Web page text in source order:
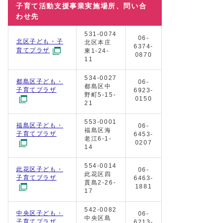
子育て活動支援事業実施場所、問い合
わせ先
北区子ども・子
育てプラザ
531-0074
北区本庄
東1-24-
11
06-
6374-
0870
都島区子ども・
子育てプラザ
534-0027
都島区中
野町5-15-
21
06-
6923-
0150
福島区子ども・
子育てプラザ
553-0001
福島区海
老江6-1-
14
06-
6453-
0207
此花区子ども・
子育てプラザ
554-0014
此花区四
貫島2-26-
17
06-
6463-
1881
中央区子ども・
子育てプラザ
542-0082
中央区島
06-